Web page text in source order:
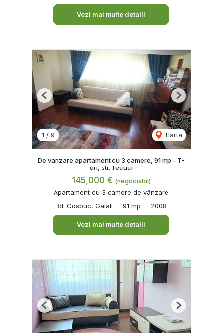
Vezi mai multe detalii
1 / 9 Harta
Previous Next
De vanzare apartament cu 3 camere, 91 mp - T-
uri, str. Tecuci
145,000 € (negociabil)
Apartament cu 3 camere de vânzare
Bd. Cosbuc, Galati
91 mp 2008
Vezi mai multe detalii
Previous Next